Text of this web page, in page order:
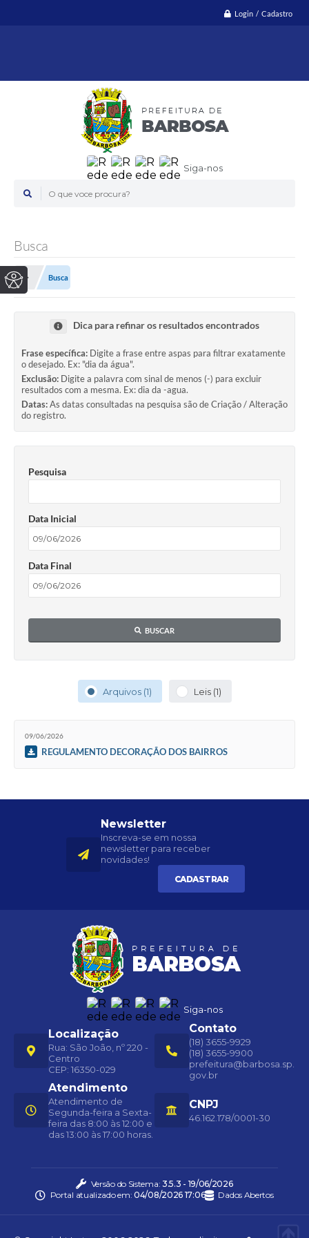
Login / Cadastro
Siga-nos
O que voce procura?
Busca
Busca
Dica para refinar os resultados encontrados
Frase específica: Digite a frase entre aspas para filtrar exatamente
o desejado. Ex: "dia da água".
Exclusão: Digite a palavra com sinal de menos (-) para excluir
resultados com a mesma. Ex: dia da -agua.
Datas:As datas consultadas na pesquisa são de Criação / Alteração
do registro.
Pesquisa
Data Inicial
Data Final
BUSCAR
Arquivos (1) Leis (1)
09/06/2026
REGULAMENTO DECORAÇÃO DOS BAIRROS
Newsletter
Inscreva-se em nossa
newsletter para receber
novidades!
CADASTRAR
Siga-nos
Localização
Rua: São João, nº 220 -
Centro
CEP: 16350-029
Contato
(18) 3655-9929
(18) 3655-9900
prefeitura@barbosa.sp.
gov.br
Atendimento
Atendimento de
Segunda-feira a Sexta-
feira das 8:00 às 12:00 e
das 13:00 às 17:00 horas.
CNPJ
46.162.178/0001-30
Versão do Sistema: 3.5.3 - 19/06/2026
Portal atualizado em:04/08/2026 17:06 Dados Abertos